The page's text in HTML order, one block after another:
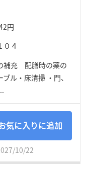
円
０４
補充 配膳時の薬の
・床清掃 ・門、
気に入りに追加
10/22